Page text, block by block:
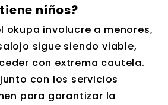
niños?
okupa involucre a menores,
sigue siendo viable,
con extrema cautela.
con los servicios
para garantizar la